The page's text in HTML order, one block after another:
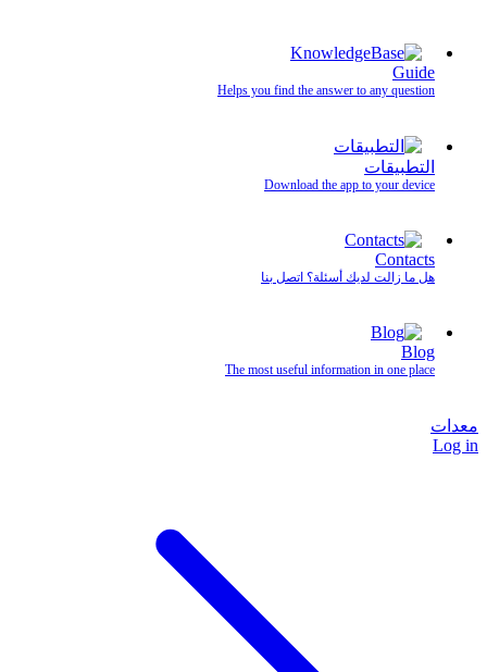
Guide
Helps you find the answer to any question
التطبيقات
Download the app to your device
Contacts
هل ما زالت لديك أسئلة؟ اتصل بنا
Blog
The most useful information in one place
معدات
Log in